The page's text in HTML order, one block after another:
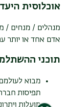
אוכלוסית היעד
מנהלים / מנחים /
אדם אחד או יותר
תוכני
מבוא
תפיסות
תועלות